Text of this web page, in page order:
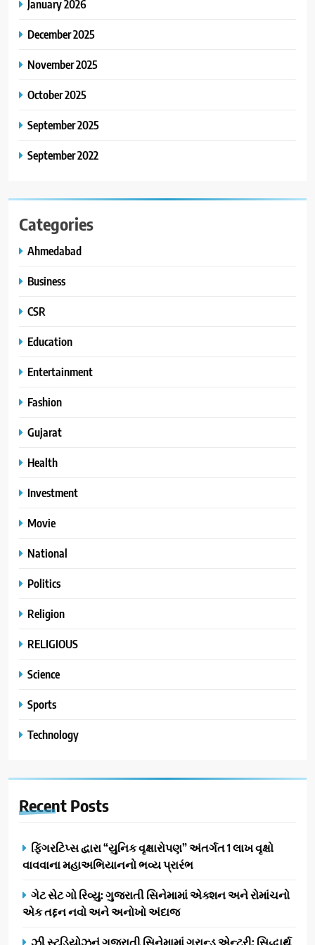
8
January 2026
December 2025
November 2025
October 2025
September 2025
September 2022
Categories
Ahmedabad
Business
CSR
Education
Entertainment
Fashion
Gujarat
Health
Investment
Movie
National
Politics
Religion
RELIGIOUS
Science
Sports
Technology
Recent Posts
ફિંગરટિપ્સ દ્વારા “યુનિક વૃક્ષારોપણ” અંતર્ગત 1 લાખ વૃક્ષો
વાવવાના મહાઅભિયાનનો ભવ્ય પ્રારંભ
ગેટ સેટ ગો રિવ્યુ: ગુજરાતી સિનેમામાં એક્શન અને રોમાંચનો
એક તદ્દન નવો અને અનોખો અંદાજ
ઝી સ્ટુડિયોઝનું ગુજરાતી સિનેમામાં ગ્રાન્ડ એન્ટ્રી: સિદ્ધાર્થ